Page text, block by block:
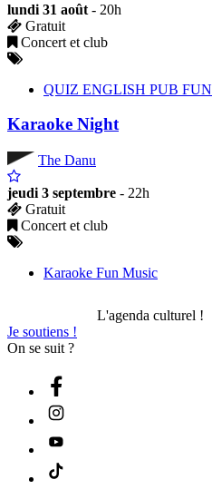
lundi 31 août - 20h
Gratuit
Concert et club
QUIZ ENGLISH PUB FUN
Karaoke Night
The Danu
jeudi 3 septembre - 22h
Gratuit
Concert et club
Karaoke Fun Music
L'agenda culturel !
Je soutiens !
On se suit ?